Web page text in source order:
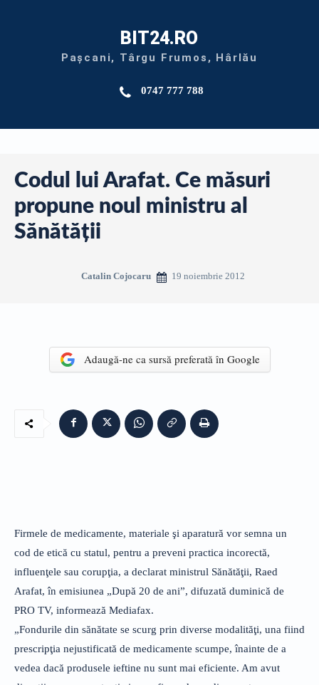
BIT24.RO
Pașcani, Târgu Frumos, Hârlău
0747 777 788
Codul lui Arafat. Ce măsuri
propune noul ministru al
Sănătății
Catalin Cojocaru 19 noiembrie 2012
Adaugă-ne ca sursă preferată în Google
Firmele de medicamente, materiale şi aparatură vor semna un
cod de etică cu statul, pentru a preveni practica incorectă,
influenţele sau corupţia, a declarat ministrul Sănătăţii, Raed
Arafat, în emisiunea „După 20 de ani”, difuzată duminică de
PRO TV, informează Mediafax.
„Fondurile din sănătate se scurg prin diverse modalităţi, una fiind
prescripţia nejustificată de medicamente scumpe, înainte de a
vedea dacă produsele ieftine nu sunt mai eficiente. Am avut